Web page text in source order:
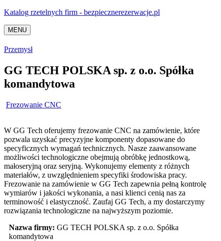
Katalog rzetelnych firm - bezpiecznerezerwacje.pl
MENU
Przemysł
GG TECH POLSKA sp. z o.o. Spółka
komandytowa
Frezowanie CNC
W GG Tech oferujemy frezowanie CNC na zamówienie, które
pozwala uzyskać precyzyjne komponenty dopasowane do
specyficznych wymagań technicznych. Nasze zaawansowane
możliwości technologiczne obejmują obróbkę jednostkową,
małoseryjną oraz seryjną. Wykonujemy elementy z różnych
materiałów, z uwzględnieniem specyfiki środowiska pracy.
Frezowanie na zamówienie w GG Tech zapewnia pełną kontrolę
wymiarów i jakości wykonania, a nasi klienci cenią nas za
terminowość i elastyczność. Zaufaj GG Tech, a my dostarczymy
rozwiązania technologiczne na najwyższym poziomie.
Nazwa firmy: GG TECH POLSKA sp. z o.o. Spółka
komandytowa